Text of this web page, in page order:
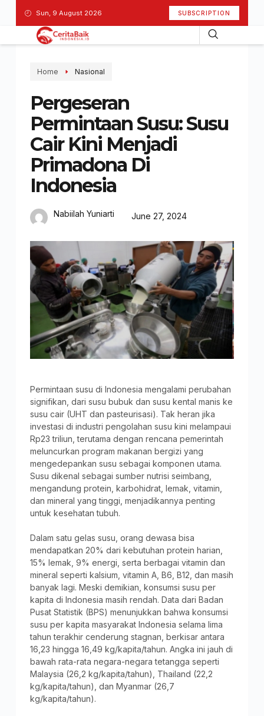
Sun, 9 August 2026 SUBSCRIPTION
Home Nasional
Pergeseran
Permintaan Susu: Susu
Cair Kini Menjadi
Primadona Di
Indonesia
Nabiilah Yuniarti June 27, 2024
Permintaan susu di Indonesia mengalami perubahan
signifikan, dari susu bubuk dan susu kental manis ke
susu cair (UHT dan pasteurisasi). Tak heran jika
investasi di industri pengolahan susu kini melampaui
Rp23 triliun, terutama dengan rencana pemerintah
meluncurkan program makanan bergizi yang
mengedepankan susu sebagai komponen utama.
Susu dikenal sebagai sumber nutrisi seimbang,
mengandung protein, karbohidrat, lemak, vitamin,
dan mineral yang tinggi, menjadikannya penting
untuk kesehatan tubuh.
Dalam satu gelas susu, orang dewasa bisa
mendapatkan 20% dari kebutuhan protein harian,
15% lemak, 9% energi, serta berbagai vitamin dan
mineral seperti kalsium, vitamin A, B6, B12, dan masih
banyak lagi. Meski demikian, konsumsi susu per
kapita di Indonesia masih rendah. Data dari Badan
Pusat Statistik (BPS) menunjukkan bahwa konsumsi
susu per kapita masyarakat Indonesia selama lima
tahun terakhir cenderung stagnan, berkisar antara
16,23 hingga 16,49 kg/kapita/tahun. Angka ini jauh di
bawah rata-rata negara-negara tetangga seperti
Malaysia (26,2 kg/kapita/tahun), Thailand (22,2
kg/kapita/tahun), dan Myanmar (26,7
kg/kapita/tahun).